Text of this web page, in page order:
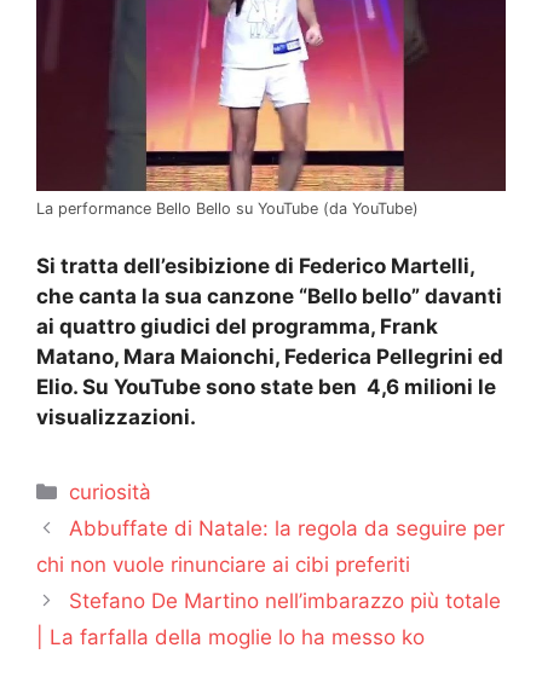
La performance Bello Bello su YouTube (da YouTube)
Si tratta dell’esibizione di Federico Martelli,
che canta la sua canzone “Bello bello” davanti
ai quattro giudici del programma, Frank
Matano, Mara Maionchi, Federica Pellegrini ed
Elio. Su YouTube sono state ben 4,6 milioni le
visualizzazioni.
Categorie
curiosità
Abbuffate di Natale: la regola da seguire per
chi non vuole rinunciare ai cibi preferiti
Stefano De Martino nell’imbarazzo più totale
| La farfalla della moglie lo ha messo ko